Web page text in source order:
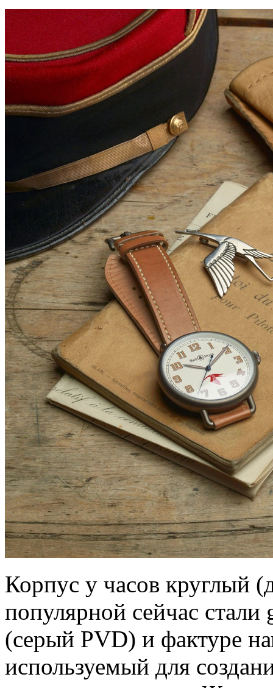
Корпус у часов круглый
популярной сейчас стали
(серый PVD) и фактуре
используемый для